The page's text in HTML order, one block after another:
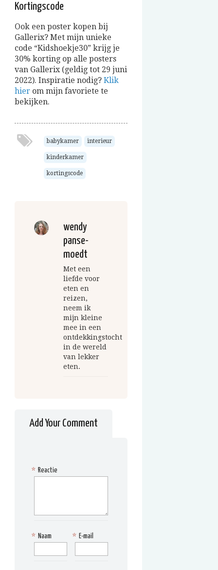
Kortingscode
Ook een poster kopen bij
Gallerix? Met mijn unieke
code “Kidshoekje30” krijg je
30% korting op alle posters
van Gallerix (geldig tot 29 juni
2022). Inspiratie nodig? Klik
hier om mijn favoriete te
bekijken.
babykamer interieur
kinderkamer
kortingscode
wendy
panse-
moedt
Met een
liefde voor
eten en
reizen,
neem ik
mijn kleine
mee in een
ontdekkingstocht
in de wereld
van lekker
eten.
Add Your Comment
Reactie
*
Naam
* E-mail
*